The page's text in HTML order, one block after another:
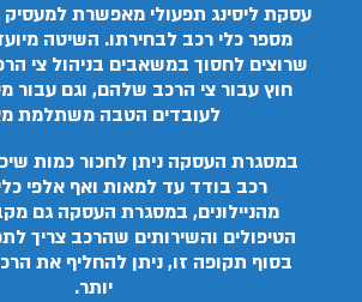
עסקת ליסינג תפעולי מאפשרת
מספר כלי רכב לבחירתו. השיטה
שרוצים לחסוך במשאבים בניהול צי
חוץ עבור צי הרכב שלהם, וגם עבור
לעובדים הטבה משתלמת
במסגרת העסקה ניתן לחכור כמות
רכב בודד עד למאות ואף אלפי
מהניילונים, במסגרת העסקה גם
הטיפולים והשירותים שהרכב צריך
בסוף תקופה זו, ניתן להחליף את
יותר.